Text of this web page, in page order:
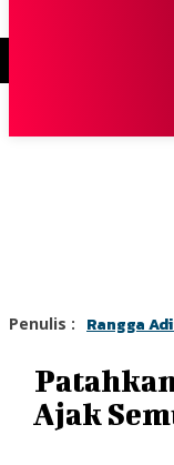
Penulis : Rangga
Ajak